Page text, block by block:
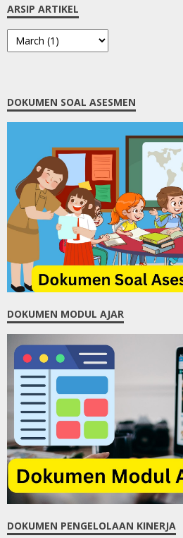
ARSIP ARTIKEL
DOKUMEN SOAL ASESMEN
DOKUMEN MODUL AJAR
DOKUMEN PENGELOLAAN KINERJA